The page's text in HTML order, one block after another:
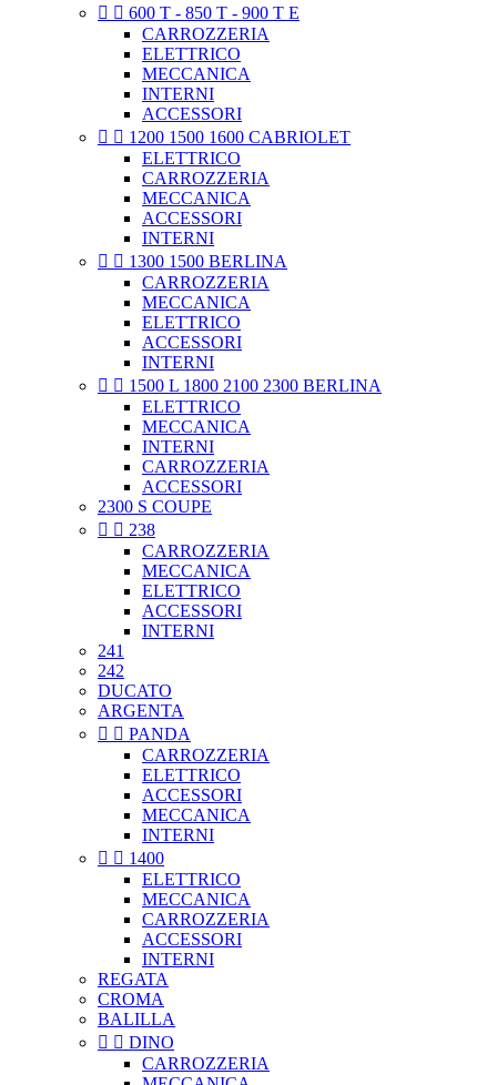
  600 T - 850 T - 900 T E
CARROZZERIA
ELETTRICO
MECCANICA
INTERNI
ACCESSORI
  1200 1500 1600 CABRIOLET
ELETTRICO
CARROZZERIA
MECCANICA
ACCESSORI
INTERNI
  1300 1500 BERLINA
CARROZZERIA
MECCANICA
ELETTRICO
ACCESSORI
INTERNI
  1500 L 1800 2100 2300 BERLINA
ELETTRICO
MECCANICA
INTERNI
CARROZZERIA
ACCESSORI
2300 S COUPE
  238
CARROZZERIA
MECCANICA
ELETTRICO
ACCESSORI
INTERNI
241
242
DUCATO
ARGENTA
  PANDA
CARROZZERIA
ELETTRICO
ACCESSORI
MECCANICA
INTERNI
  1400
ELETTRICO
MECCANICA
CARROZZERIA
ACCESSORI
INTERNI
REGATA
CROMA
BALILLA
  DINO
CARROZZERIA